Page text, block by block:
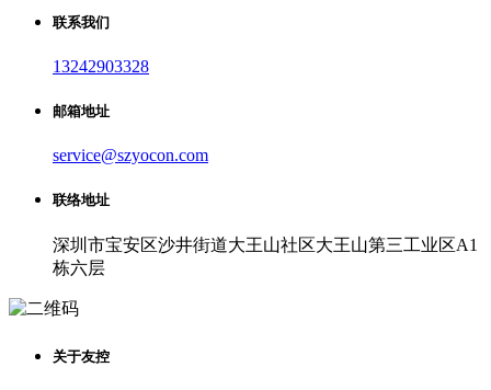
联系我们
13242903328
邮箱地址
service@szyocon.com
联络地址
深圳市宝安区沙井街道大王山社区大王山第三工业区A1
栋六层
关于友控